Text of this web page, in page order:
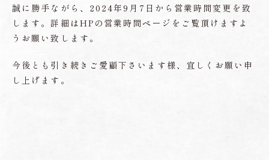
誠に勝手ながら、2024年9月7日から営業時間変更を致
します。詳細はHPの営業時間ページをご覧頂けますよ
うお願い致します。
​​今後とも引き続きご愛顧下さいます様、宜しくお願い申
し上げます。